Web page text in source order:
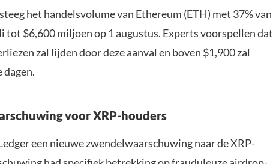
het handelsvolume van Ethereum (ETH) met 37% van
tot $6,600 miljoen op 1 augustus. Experts voorspellen dat
zal lijden door deze aanval en boven $1,900 zal
dagen.
voor XRP-houders
een nieuwe zwendelwaarschuwing naar de XRP-